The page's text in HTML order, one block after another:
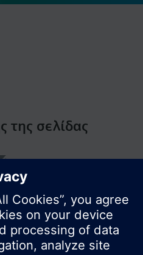
της σελίδας